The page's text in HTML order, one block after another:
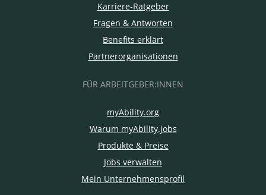
Karriere-Ratgeber
Fragen & Antworten
Benefits erklärt
Partnerorganisationen
FÜR ARBEITGEBER:INNEN
myAbility.org
Warum myAbility.jobs
Produkte & Preise
Jobs verwalten
Mein Unternehmensprofil